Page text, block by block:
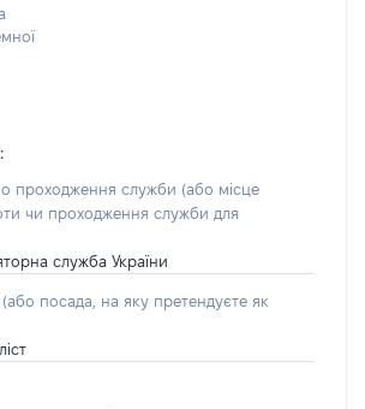
проходження служби (або місце
чи проходження служби для
служба України
(або посада, на яку претендуєте як